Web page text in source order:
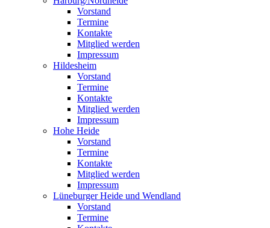
Vorstand
Termine
Kontakte
Mitglied werden
Impressum
Hildesheim
Vorstand
Termine
Kontakte
Mitglied werden
Impressum
Hohe Heide
Vorstand
Termine
Kontakte
Mitglied werden
Impressum
Lüneburger Heide und Wendland
Vorstand
Termine